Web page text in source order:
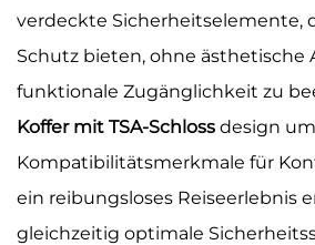
verdeckte Sicherheitselemente,
Schutz bieten, ohne ästhetische
funktionale Zugänglichkeit zu
Koffer mit TSA-Schloss design
Kompatibilitätsmerkmale für
ein reibungsloses Reiseerlebnis
gleichzeitig optimale